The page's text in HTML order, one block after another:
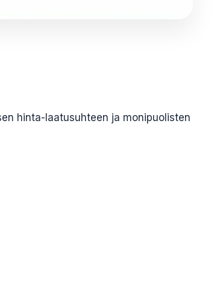
hinta-laatusuhteen ja monipuolisten